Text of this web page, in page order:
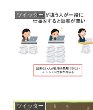
ツイッター
ツイッター